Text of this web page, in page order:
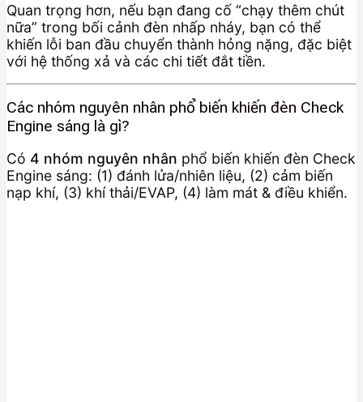
Quan trọng hơn, nếu bạn đang cố “chạy thêm chút
nữa” trong bối cảnh đèn nhấp nháy, bạn có thể
khiến lỗi ban đầu chuyển thành hỏng nặng, đặc biệt
với hệ thống xả và các chi tiết đắt tiền.
Các nhóm nguyên nhân phổ biến khiến đèn Check
Engine sáng là gì?
Có 4 nhóm nguyên nhân phổ biến khiến đèn Check
Engine sáng: (1) đánh lửa/nhiên liệu, (2) cảm biến
nạp khí, (3) khí thải/EVAP, (4) làm mát & điều khiển.